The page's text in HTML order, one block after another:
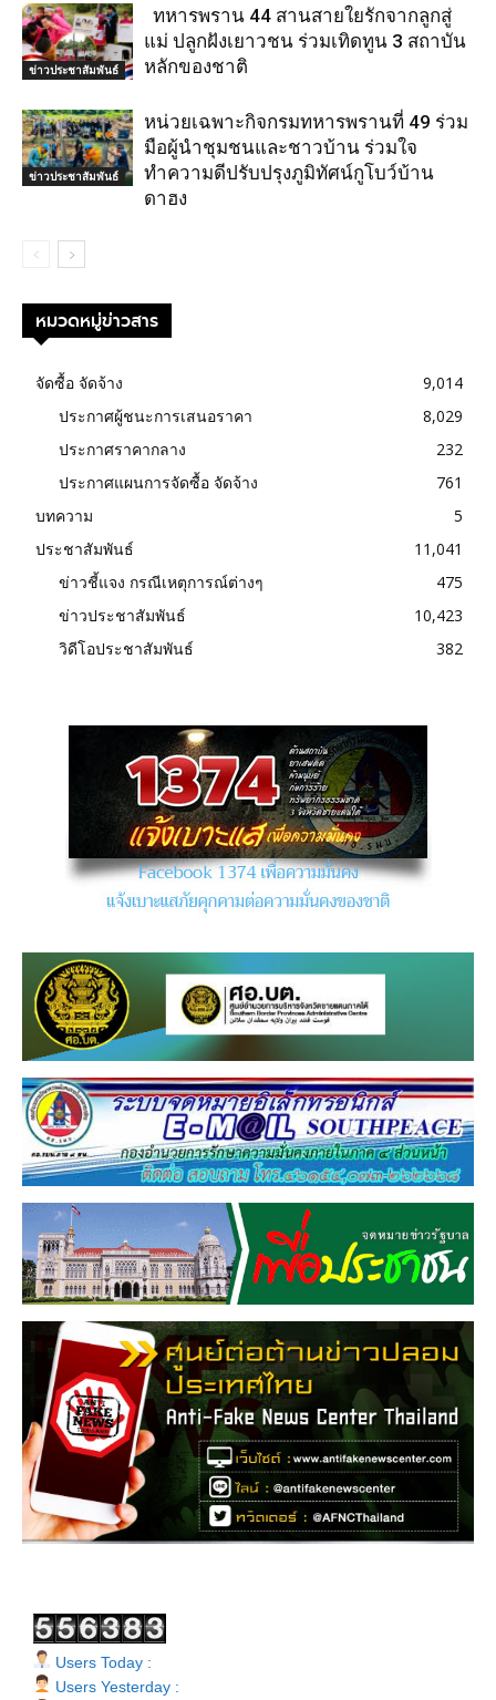
ข่าวประชาสัมพันธ์
ทหารพราน 44 สานสายใยรักจากลูกสู่
แม่ ปลูกฝังเยาวชน ร่วมเทิดทูน 3 สถาบัน
หลักของชาติ
ข่าวประชาสัมพันธ์
หน่วยเฉพาะกิจกรมทหารพรานที่ 49 ร่วม
มือผู้นำชุมชนและชาวบ้าน ร่วมใจ
ทำความดีปรับปรุงภูมิทัศน์กูโบว์บ้าน
ดาฮง
หมวดหมู่ข่าวสาร
จัดซื้อ จัดจ้าง
9,014
ประกาศผู้ชนะการเสนอราคา
8,029
ประกาศราคากลาง
232
ประกาศแผนการจัดซื้อ จัดจ้าง
761
บทความ
5
ประชาสัมพันธ์
11,041
ข่าวชี้แจง กรณีเหตุการณ์ต่างๆ
475
ข่าวประชาสัมพันธ์
10,423
วิดีโอประชาสัมพันธ์
382
Users Today :
Users Yesterday :